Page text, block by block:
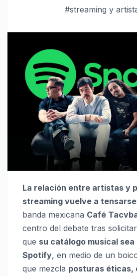
#streaming y
La relación entre artistas y
streaming vuelve a
banda mexicana Café
centro del debate tras
que su catálogo musical
Spotify, en medio de un
que mezcla posturas éticas,